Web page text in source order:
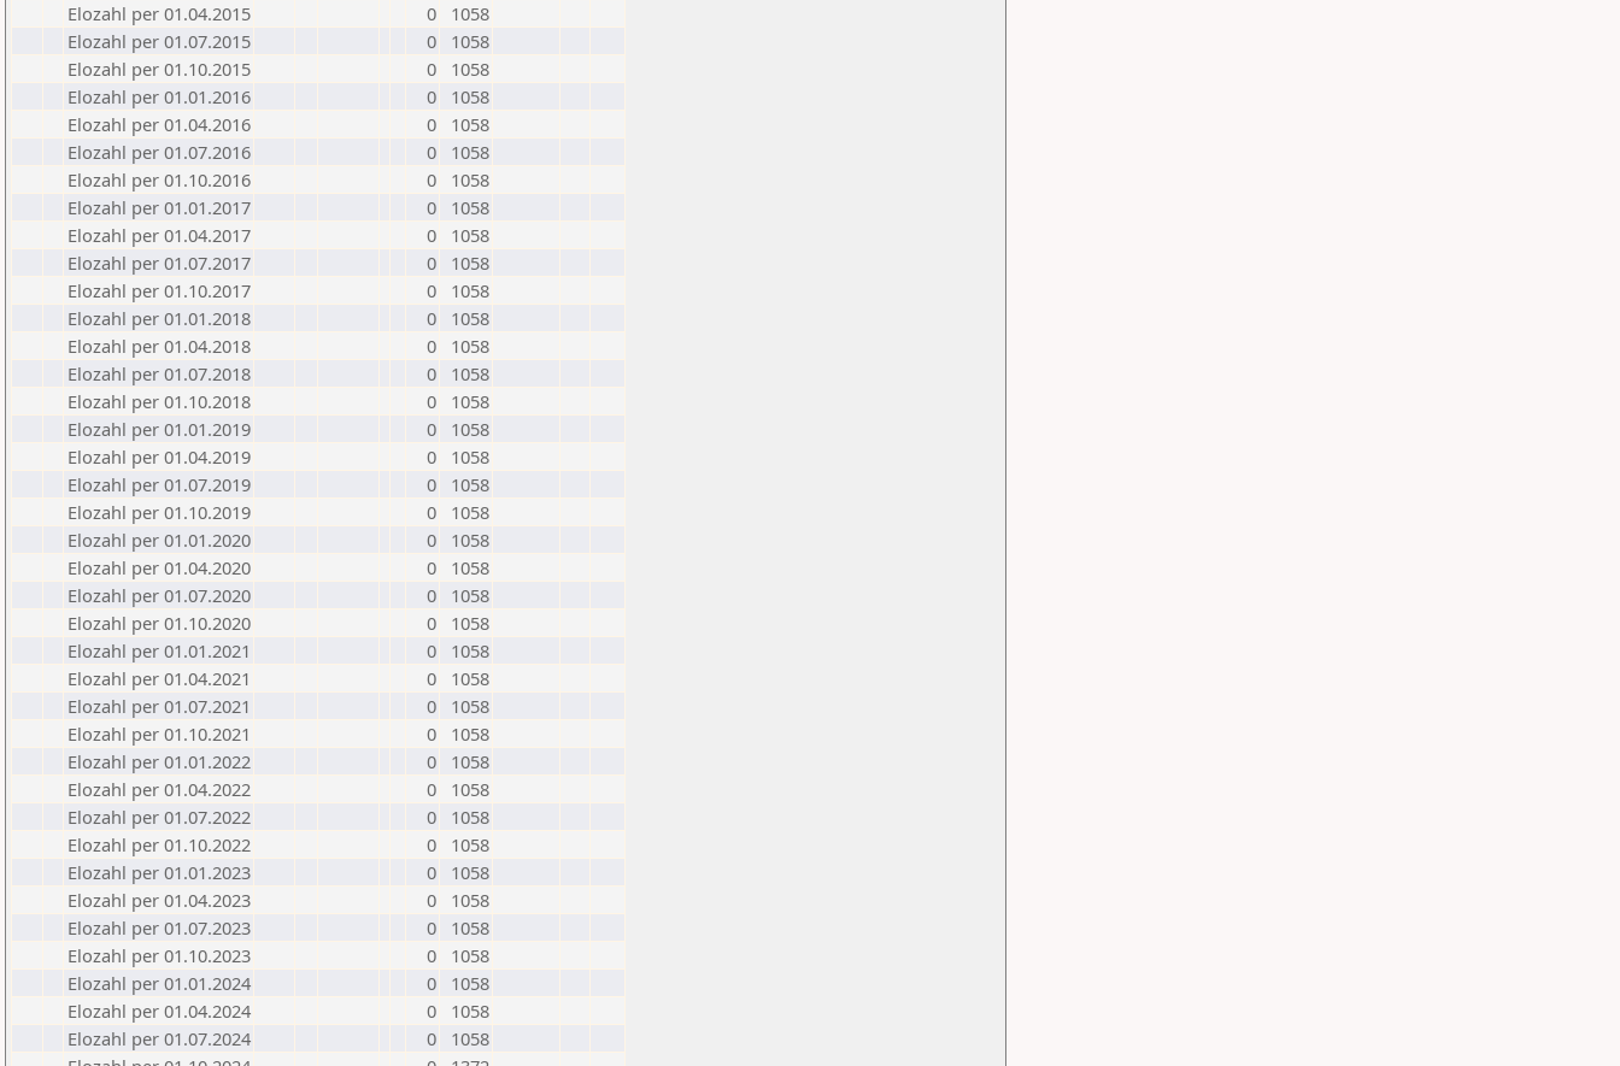
Elozahl per 01.04.2015
0
1058
Elozahl per 01.07.2015
0
1058
Elozahl per 01.10.2015
0
1058
Elozahl per 01.01.2016
0
1058
Elozahl per 01.04.2016
0
1058
Elozahl per 01.07.2016
0
1058
Elozahl per 01.10.2016
0
1058
Elozahl per 01.01.2017
0
1058
Elozahl per 01.04.2017
0
1058
Elozahl per 01.07.2017
0
1058
Elozahl per 01.10.2017
0
1058
Elozahl per 01.01.2018
0
1058
Elozahl per 01.04.2018
0
1058
Elozahl per 01.07.2018
0
1058
Elozahl per 01.10.2018
0
1058
Elozahl per 01.01.2019
0
1058
Elozahl per 01.04.2019
0
1058
Elozahl per 01.07.2019
0
1058
Elozahl per 01.10.2019
0
1058
Elozahl per 01.01.2020
0
1058
Elozahl per 01.04.2020
0
1058
Elozahl per 01.07.2020
0
1058
Elozahl per 01.10.2020
0
1058
Elozahl per 01.01.2021
0
1058
Elozahl per 01.04.2021
0
1058
Elozahl per 01.07.2021
0
1058
Elozahl per 01.10.2021
0
1058
Elozahl per 01.01.2022
0
1058
Elozahl per 01.04.2022
0
1058
Elozahl per 01.07.2022
0
1058
Elozahl per 01.10.2022
0
1058
Elozahl per 01.01.2023
0
1058
Elozahl per 01.04.2023
0
1058
Elozahl per 01.07.2023
0
1058
Elozahl per 01.10.2023
0
1058
Elozahl per 01.01.2024
0
1058
Elozahl per 01.04.2024
0
1058
Elozahl per 01.07.2024
0
1058